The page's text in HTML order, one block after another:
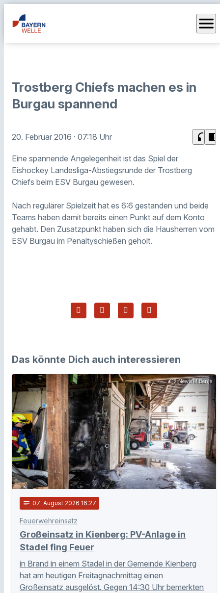
menu
Trostberg Chiefs machen es in
Burgau spannend
20. Februar 2016 · 07:18 Uhr headphones chrome_reader_mode
Eine spannende Angelegenheit ist das Spiel der
Eishockey Landesliga-Abstiegsrunde der Trostberg
Chiefs beim ESV Burgau gewesen.
Nach regulärer Spielzeit hat es 6:6 gestanden und beide
Teams haben damit bereits einen Punkt auf dem Konto
gehabt. Den Zusatzpunkt haben sich die Hausherren vom
ESV Burgau im Penaltyschießen geholt.
Das könnte Dich auch interessieren
112 News/M.Benje
notes 07. August 2026 16:27
Feuerwehreinsatz
Großeinsatz in Kienberg: PV-Anlage in
Stadel fing Feuer
in Brand in einem Stadel in der Gemeinde Kienberg
hat am heutigen Freitagnachmittag einen
Großeinsatz ausgelöst. Gegen 14:30 Uhr bemerkten